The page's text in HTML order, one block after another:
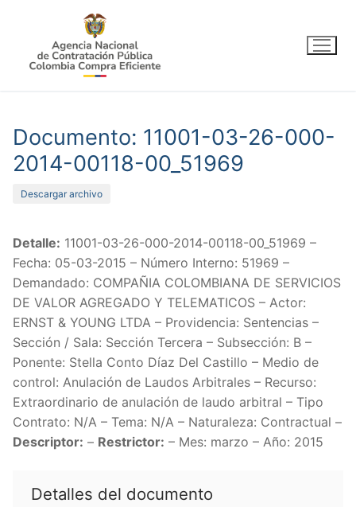
contenido
Documento: 11001-03-26-000-
2014-00118-00_51969
Descargar archivo
Detalle: 11001-03-26-000-2014-00118-00_51969 –
Fecha: 05-03-2015 – Número Interno: 51969 –
Demandado: COMPAÑIA COLOMBIANA DE SERVICIOS
DE VALOR AGREGADO Y TELEMATICOS – Actor:
ERNST & YOUNG LTDA – Providencia: Sentencias –
Sección / Sala: Sección Tercera – Subsección: B –
Ponente: Stella Conto Díaz Del Castillo – Medio de
control: Anulación de Laudos Arbitrales – Recurso:
Extraordinario de anulación de laudo arbitral – Tipo
Contrato: N/A – Tema: N/A – Naturaleza: Contractual –
Descriptor: – Restrictor: – Mes: marzo – Año: 2015
Detalles del documento